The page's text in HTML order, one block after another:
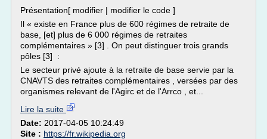
Présentation[ modifier | modifier le code ]
Il « existe en France plus de 600 régimes de retraite de
base, [et] plus de 6 000 régimes de retraites
complémentaires » [3] . On peut distinguer trois grands
pôles [3] :
Le secteur privé ajoute à la retraite de base servie par la
CNAVTS des retraites complémentaires , versées par des
organismes relevant de l'Agirc et de l'Arrco , et...
Lire la suite
Date: 2017-04-05 10:24:49
Site : https://fr.wikipedia.org